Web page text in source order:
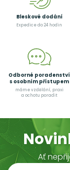
Bleskové dodání
Expedice do 24 hodin
Odborné poradenství
s osobním přístupem
máme vzdělání, praxi
a ochotu poradit
Ať